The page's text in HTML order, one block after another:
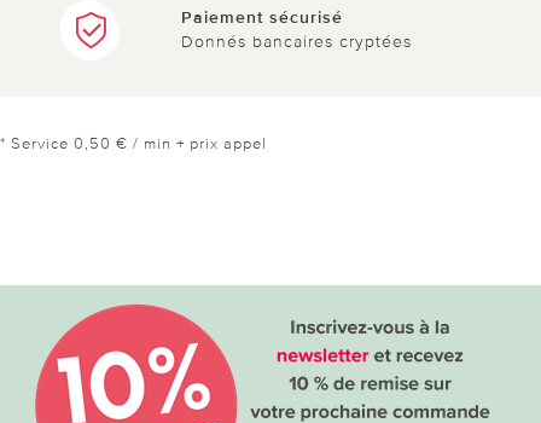
Paiement sécurisé
Donnés bancaires cryptées
* Service 0,50 € / min + prix appel